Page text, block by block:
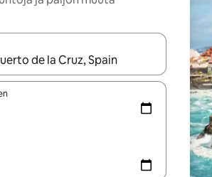
saatavilla, navigoi ylös- ja alas-